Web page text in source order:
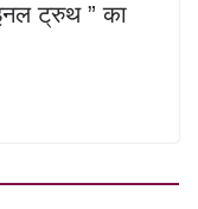
ट्रुथ ” का